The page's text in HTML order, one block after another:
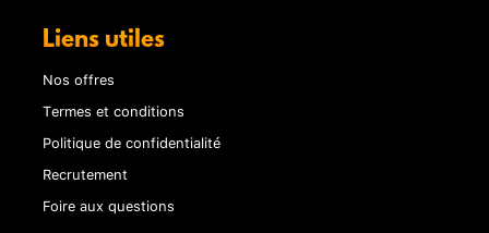
Liens utiles
Nos offres
Termes et conditions
Politique de confidentialité
Recrutement
Foire aux questions